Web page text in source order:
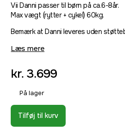
Vii Danni passer til børn på ca.6-8år.
Max vægt (rytter + cykel) 60kg.
Bemærk at Danni leveres uden
Læs mere
kr. 3.699
På lager
Tilføj til kurv